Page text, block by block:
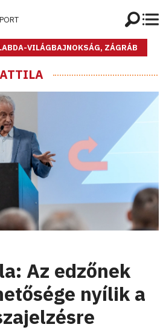
VILÁGBAJNOKSÁG, ZÁGRÁB
Az edzőnek
nyílik a